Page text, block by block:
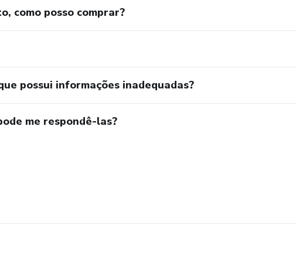
como posso comprar?
possui informações inadequadas?
me respondê-las?